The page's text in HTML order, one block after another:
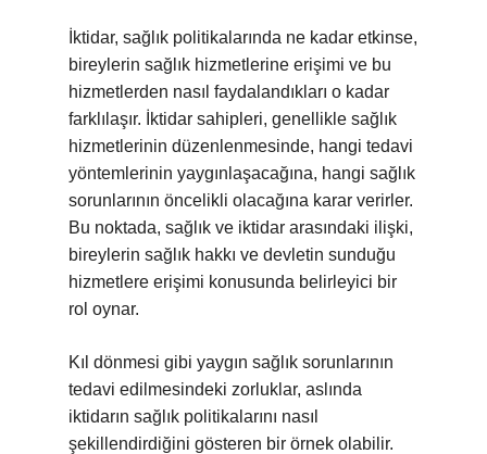
İktidar, sağlık politikalarında ne kadar etkinse,
bireylerin sağlık hizmetlerine erişimi ve bu
hizmetlerden nasıl faydalandıkları o kadar
farklılaşır. İktidar sahipleri, genellikle sağlık
hizmetlerinin düzenlenmesinde, hangi tedavi
yöntemlerinin yaygınlaşacağına, hangi sağlık
sorunlarının öncelikli olacağına karar verirler.
Bu noktada, sağlık ve iktidar arasındaki ilişki,
bireylerin sağlık hakkı ve devletin sunduğu
hizmetlere erişimi konusunda belirleyici bir
rol oynar.
Kıl dönmesi gibi yaygın sağlık sorunlarının
tedavi edilmesindeki zorluklar, aslında
iktidarın sağlık politikalarını nasıl
şekillendirdiğini gösteren bir örnek olabilir.